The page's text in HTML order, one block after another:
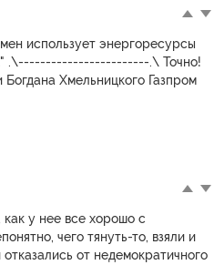
использует энергоресурсы
.\------------------------.\ Точно!
Хмельницкого Газпром
у нее все хорошо с
чего тянуть-то, взяли и
от недемократичного